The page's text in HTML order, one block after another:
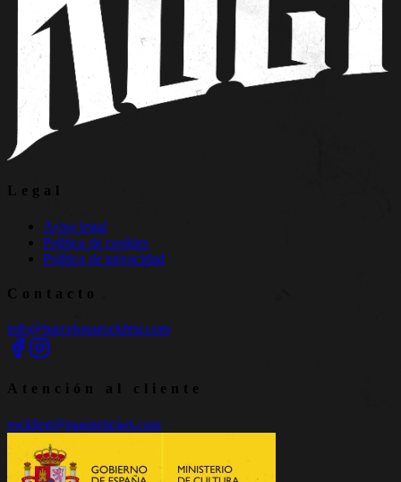
Legal
Aviso legal
Política de cookies
Política de privacidad
Contacto
info@barcelonarockfest.com
Atención al cliente
rockfest@magneticket.com